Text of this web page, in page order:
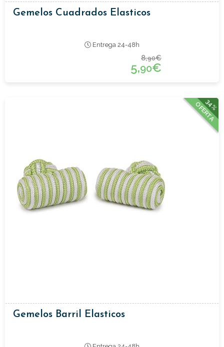
Gemelos Cuadrados Elasticos
Entrega 24-48h
8,90€
5,90€
34%
OFERTA
Gemelos Barril Elasticos